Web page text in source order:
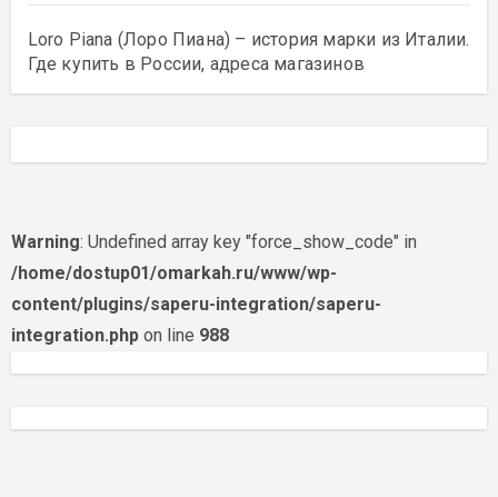
Loro Piana (Лоро Пиана) – история марки из Италии.
Где купить в России, адреса магазинов
Warning: Undefined array key "force_show_code" in
/home/dostup01/omarkah.ru/www/wp-
content/plugins/saperu-integration/saperu-
integration.phpon line 988